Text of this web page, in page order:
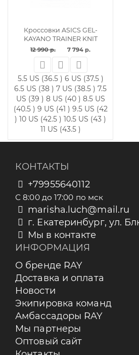
Кроссовки ASICS GEL-
KAYANO TRAINER KNIT
12 990 р. 7 794 р.
5.5 US (36.5 ) 6 US (37.5 )
6.5 US (38 ) 7 US (38.5 ) 7.5
US (39 ) 8 US (40 ) 8.5 US
(40.5 ) 9 US (41 ) 9.5 US (42
) 10 US (42.5 ) 10.5 US (43 )
11 US (43.5 )
КОНТАКТЫ
+79955640112
С 8:00 до 17:00 по мск
marisha.luch@mail.ru
г. Екатеринбург, ул.
Мы в контакте
ИНФОРМАЦИЯ
О бренде RAY
Доставка и оплата
Новости
Экипировка команд
Амбассадоры RAY
Мы партнеры
Оптовый сайт